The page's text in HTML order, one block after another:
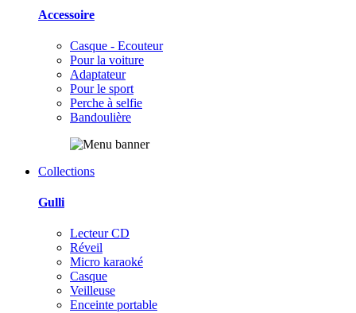
Accessoire
Casque - Ecouteur
Pour la voiture
Adaptateur
Pour le sport
Perche à selfie
Bandoulière
Collections
Gulli
Lecteur CD
Réveil
Micro karaoké
Casque
Veilleuse
Enceinte portable